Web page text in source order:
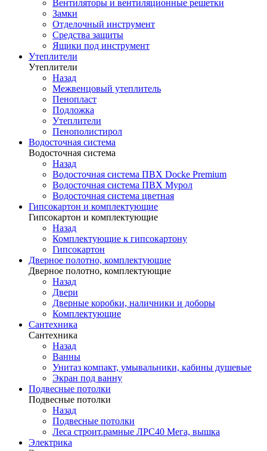
Вентиляторы и вентиляционные решетки
Замки
Отделочный инструмент
Средства защиты
Ящики под инструмент
Утеплители
Утеплители
Назад
Межвенцовый утеплитель
Пенопласт
Подложка
Утеплители
Пенополистирол
Водосточная система
Водосточная система
Назад
Водосточная система ПВХ Docke Premium
Водосточная система ПВХ Мурол
Водосточная система цветная
Гипсокартон и комплектующие
Гипсокартон и комплектующие
Назад
Комплектующие к гипсокартону
Гипсокартон
Дверное полотно, комплектующие
Дверное полотно, комплектующие
Назад
Двери
Дверные коробки, наличники и доборы
Комплектующие
Сантехника
Сантехника
Назад
Ванны
Унитаз компакт, умывальники, кабины душевые
Экран под ванну
Подвесные потолки
Подвесные потолки
Назад
Подвесные потолки
Леса строит.рамные ЛРС40 Мега, вышка
Электрика